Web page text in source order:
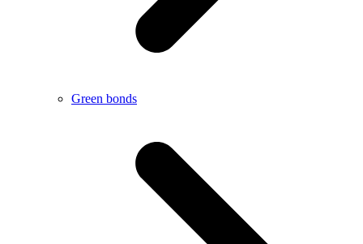
Green bonds